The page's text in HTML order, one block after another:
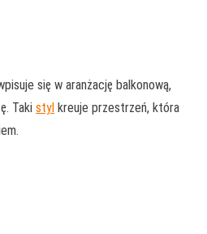
się w aranżację balkonową,
Taki styl kreuje przestrzeń, która